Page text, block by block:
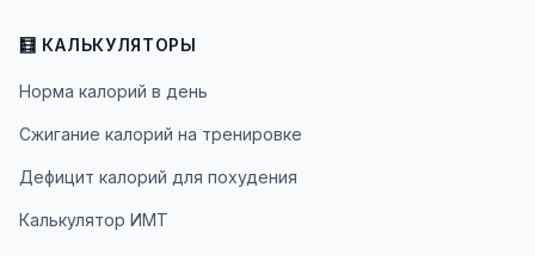
🧮 КАЛЬКУЛЯТОРЫ
Норма калорий в день
Сжигание калорий на тренировке
Дефицит калорий для похудения
Калькулятор ИМТ